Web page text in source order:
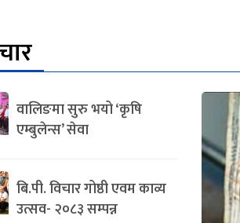
वालिङमा सुरु भयो ‘कृषि
एम्बुलेन्स’ सेवा
बि.पी. विचार गोष्ठी एवम काव्य
उत्सव- २०८३ सम्पन्न